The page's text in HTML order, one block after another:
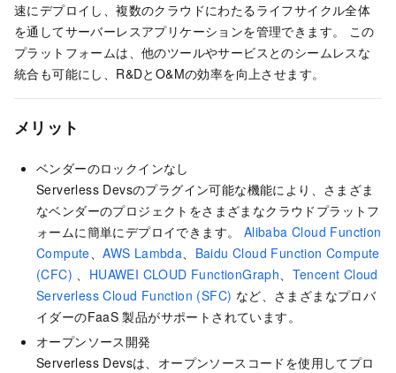
速にデプロイし、複数のクラウドにわたるライフサイクル全体
を通してサーバーレスアプリケーションを管理できます。 この
プラットフォームは、他のツールやサービスとのシームレスな
統合も可能にし、R&DとO&Mの効率を向上させます。
メリット
ベンダーのロックインなし
Serverless Devsのプラグイン可能な機能により、さまざま
なベンダーのプロジェクトをさまざまなクラウドプラットフ
ォームに簡単にデプロイできます。 Alibaba Cloud Function
Compute、AWS Lambda、 Baidu Cloud Function Compute
(CFC) 、 HUAWEI CLOUD FunctionGraph、 Tencent Cloud
Serverless Cloud Function (SFC) など、さまざまなプロバ
イダーのFaaS 製品がサポートされています。
オープンソース開発
Serverless Devsは、オープンソースコードを使用してプロ